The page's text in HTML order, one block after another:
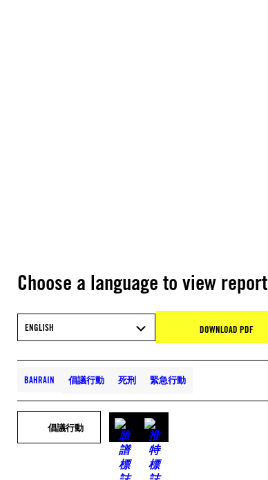
Choose a language to view report
ENGLISH DOWNLOAD PDF
BAHRAIN 倡議行動 死刑 緊急行動
倡議行動